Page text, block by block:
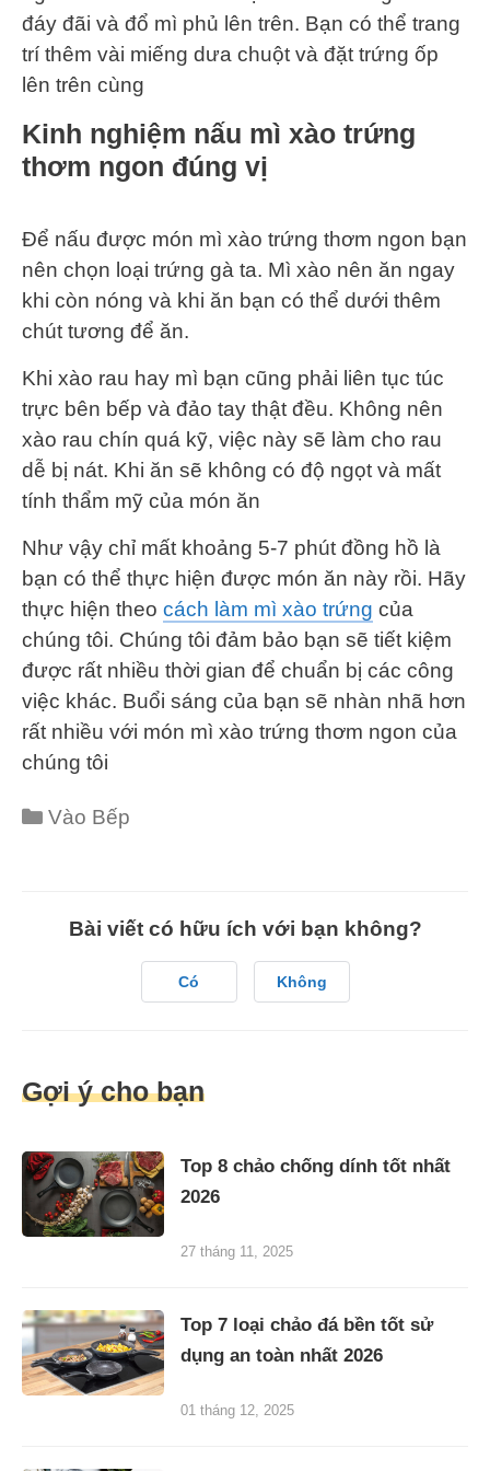
đáy đãi và đổ mì phủ lên trên. Bạn có thể trang
trí thêm vài miếng dưa chuột và đặt trứng ốp
lên trên cùng
Kinh nghiệm nấu mì xào trứng
thơm ngon đúng vị
Để nấu được món mì xào trứng thơm ngon bạn
nên chọn loại trứng gà ta. Mì xào nên ăn ngay
khi còn nóng và khi ăn bạn có thể dưới thêm
chút tương để ăn.
Khi xào rau hay mì bạn cũng phải liên tục túc
trực bên bếp và đảo tay thật đều. Không nên
xào rau chín quá kỹ, việc này sẽ làm cho rau
dễ bị nát. Khi ăn sẽ không có độ ngọt và mất
tính thẩm mỹ của món ăn
Như vậy chỉ mất khoảng 5-7 phút đồng hồ là
bạn có thể thực hiện được món ăn này rồi. Hãy
thực hiện theo cách làm mì xào trứng của
chúng tôi. Chúng tôi đảm bảo bạn sẽ tiết kiệm
được rất nhiều thời gian để chuẩn bị các công
việc khác. Buổi sáng của bạn sẽ nhàn nhã hơn
rất nhiều với món mì xào trứng thơm ngon của
chúng tôi
Categories
Vào Bếp
Bài viết có hữu ích với bạn không?
Có Không
Gợi ý cho bạn
Top 8 chảo chống dính tốt nhất
2026
27 tháng 11, 2025
Top 7 loại chảo đá bền tốt sử
dụng an toàn nhất 2026
01 tháng 12, 2025